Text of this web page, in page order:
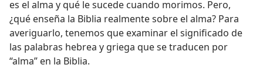
es el alma y qué le sucede cuando morimos. Pero,
¿qué enseña la Biblia realmente sobre el alma? Para
averiguarlo, tenemos que examinar el significado de
las palabras hebrea y griega que se traducen por
“alma” en la Biblia.